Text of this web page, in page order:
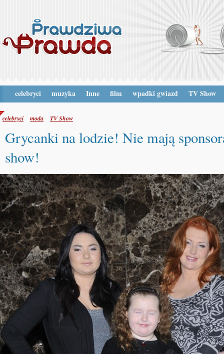
celebryci muzyka Inne film wpadki gwiazd TV Show
celebryci moda TV Show
Grycanki na lodzie! Nie mają
show!